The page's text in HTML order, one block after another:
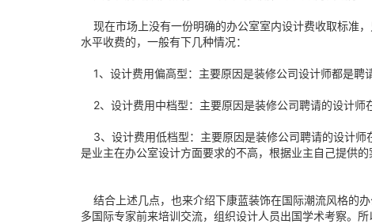
现在市场上没有一份明确的办公室室内设计费收取标准
水平收费的，一般有下几种情况：
1、设计费用偏高型：主要原因是装修公司设计师都是聘
2、设计费用中档型：主要原因是装修公司聘请的设计师
3、设计费用低档型：主要原因是装修公司聘请的设计师
是业主在办公室设计方面要求的不高，根据业主自己提供
结合上述几点，也来介绍下康蓝装饰在国际潮流风格的
多国际专家前来培训交流，组织设计人员出国学术考察。